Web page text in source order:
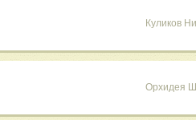
Куликов
Орхидея